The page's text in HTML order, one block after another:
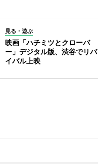
見る・遊ぶ
映画「ハチミツとクローバ
ー」デジタル版、渋谷でリバ
イバル上映